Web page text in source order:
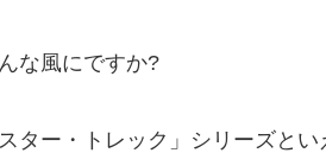
な風にですか?
ター・トレック」シリーズとい